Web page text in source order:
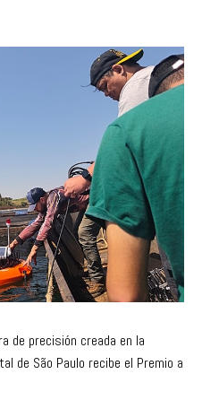
de precisión creada en la
de São Paulo recibe el Premio a